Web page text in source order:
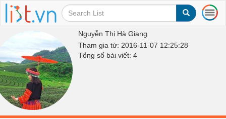
T
o
Nguyễn Thị Hà Giang
Tham gia từ: 2016-11-07 12:25:28
Tổng số bài viết: 4